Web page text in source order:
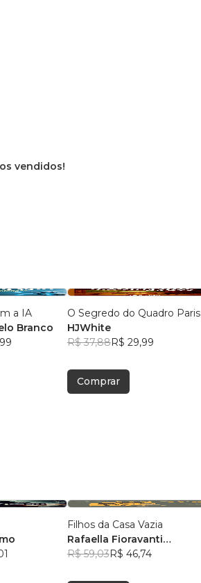
vendidos!
a IA
Branco
O Segredo do Quadro Paris
HJWhite
R$ 37,88R$ 29,99
Comprar
Filhos da Casa Vazia
Rafaella Fioravanti
Venturato Silva
R$ 59,03R$ 46,74